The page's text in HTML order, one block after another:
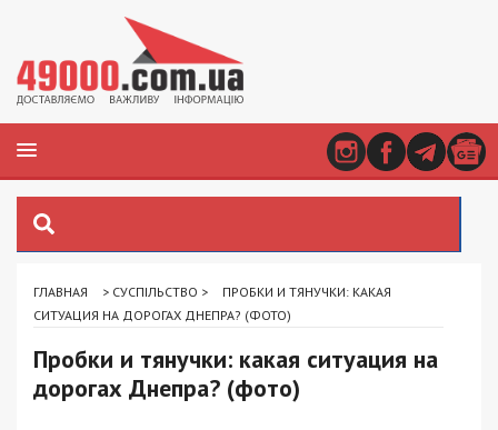
ГЛАВНАЯ > СУСПІЛЬСТВО >
ПРОБКИ И ТЯНУЧКИ: КАКАЯ
СИТУАЦИЯ НА ДОРОГАХ ДНЕПРА? (ФОТО)
Пробки и тянучки: какая ситуация на
дорогах Днепра? (фото)